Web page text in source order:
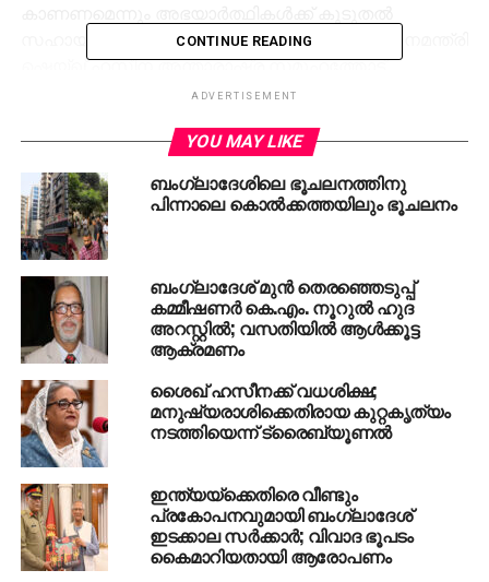
സഹായം നല്‍കണമെന്നും ബംഗ്ലാദേശ് പ്രധാനമന്ത്രി
ഷെയ്ഖ് ഹസീന അന്താരാഷ്ട്ര സമൂഹത്തോട്
BANGLADESH KILLED
UP NEXT
റോഹിന്‍ഗ്യ അഭയാര്‍ത്ഥി ക്യാമ്പില്‍ തിക്കും
തിരക്കും; മൂന്നു മരണം
DON'T MISS
ലണ്ടന്‍ സ്‌ഫോടനം: പതിനെട്ടുകാരന്‍ അറസ്റ്റില്‍
CONTINUE READING
ADVERTISEMENT
YOU MAY LIKE
ബംഗ്ലാദേശിലെ ഭൂചലനത്തിനു
പിന്നാലെ കൊല്‍ക്കത്തയിലും ഭൂചലനം
ബംഗ്ലാദേശ് മുന്‍ തെരഞ്ഞെടുപ്പ്
കമ്മീഷണര്‍ കെ.എം. നൂറുല്‍ ഹുദ
അറസ്റ്റില്‍; വസതിയില്‍ ആള്‍ക്കൂട്ട
ആക്രമണം
ശൈഖ് ഹസീനക്ക് വധശിക്ഷ;
മനുഷ്യരാശിക്കെതിരായ കുറ്റകൃത്യം
നടത്തിയെന്ന് ട്രൈബ്യൂണല്‍
ഇന്ത്യയ്ക്കെതിരെ വീണ്ടും
പ്രകോപനവുമായി ബംഗ്ലാദേശ്
ഇടക്കാല സര്‍ക്കാര്‍; വിവാദ ഭൂപടം
കൈമാറിയതായി ആരോപണം